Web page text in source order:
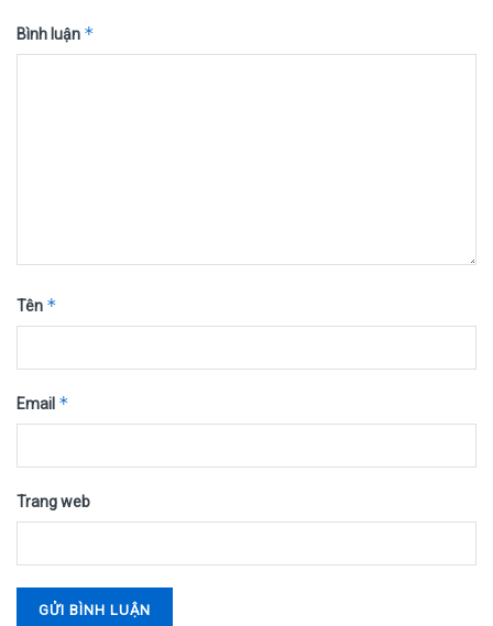
Bình luận *
Tên *
Email *
Trang web